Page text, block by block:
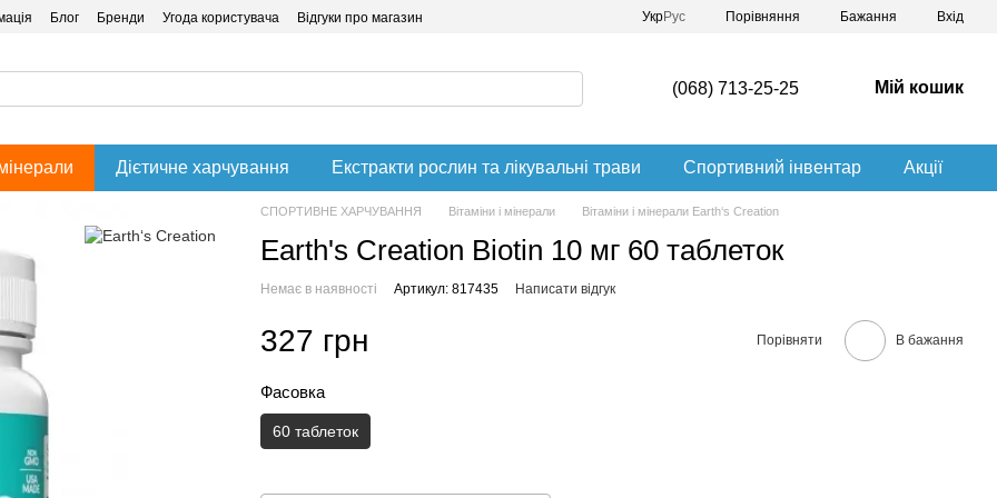
Блог Бренди Угода користувача Відгуки про магазин УкрРус Порівняння Бажання Вхід
(068) 713-25-25 Мій кошик
Дієтичне харчування Екстракти рослин та лікувальні трави Спортивний інвентар Акції
СПОРТИВНЕ ХАРЧУВАННЯ Вітаміни і мінерали Вітаміни і мінерали Earth‘s Creation
Earth's Creation Biotin 10 мг 60 таблеток
Немає в наявності Артикул: 817435 Написати відгук
327 грн Порівняти В бажання
Фасовка
60 таблеток